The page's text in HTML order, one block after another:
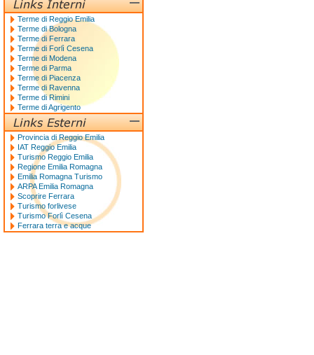
Terme di Reggio Emilia
Terme di Bologna
Terme di Ferrara
Terme di Forlì Cesena
Terme di Modena
Terme di Parma
Terme di Piacenza
Terme di Ravenna
Terme di Rimini
Terme di Agrigento
Provincia di Reggio Emilia
IAT Reggio Emilia
Turismo Reggio Emilia
Regione Emilia Romagna
Emilia Romagna Turismo
ARPA Emilia Romagna
Scoprire Ferrara
Turismo forlivese
Turismo Forlì Cesena
Ferrara terra e acque